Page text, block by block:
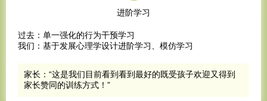
进阶学习
过去：单一强化的行为干预学习
我们：基于发展心理学设计进阶学习、模仿学习
家长：“这是我们目前看到看到最好的既受孩子欢迎又得到
家长赞同的训练方式！”